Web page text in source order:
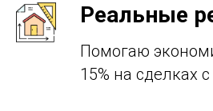
Реальные
Помогаю
15% на сделках